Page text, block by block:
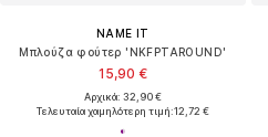
NAME IT
Μπλούζα φούτερ 'NKFPTAROUND'
15,90 €
Αρχικά: 32,90 €
Τελευταία χαμηλότερη τιμή:12,72 €